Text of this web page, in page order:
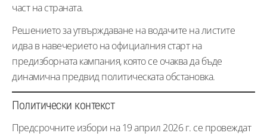
част на страната.
Решението за утвърждаване на водачите на листите
идва в навечерието на официалния старт на
предизборната кампания, която се очаква да бъде
динамична предвид политическата обстановка.
Политически контекст
Предсрочните избори на 19 април 2026 г. се провеждат